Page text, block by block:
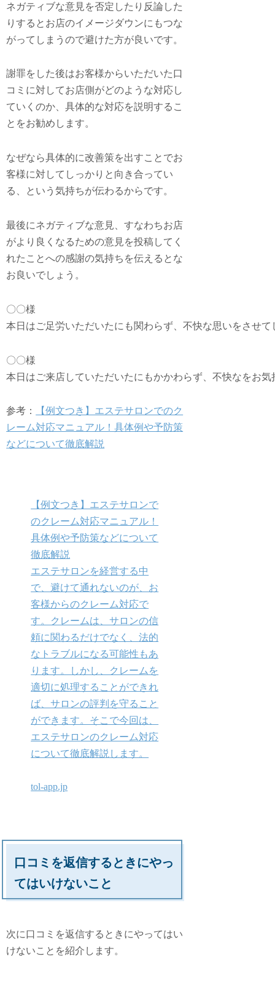
ネガティブな意見を否定したり反論した
りするとお店のイメージダウンにもつな
がってしまうので避けた方が良いです。
謝罪をした後はお客様からいただいた口
コミに対してお店側がどのような対応し
ていくのか、具体的な対応を説明するこ
とをお勧めします。
なぜなら具体的に改善策を出すことでお
客様に対してしっかりと向き合ってい
る、という気持ちが伝わるからです。
最後にネガティブな意見、すなわちお店
がより良くなるための意見を投稿してく
れたことへの感謝の気持ちを伝えるとな
お良いでしょう。
〇〇様
本日はご足労いただいたにも関わらず、不快な思いをさせ
〇〇様
本日はご来店していただいたにもかかわらず、不快なをお
参考：
【例文つき】エステサロンでのク
レーム対応マニュアル！具体例や予防策
などについて徹底解説
【例文つき】エステサロンで
のクレーム対応マニュアル！
具体例や予防策などについて
徹底解説
エステサロンを経営する中
で、避けて通れないのが、お
客様からのクレーム対応で
す。クレームは、サロンの信
頼に関わるだけでなく、法的
なトラブルになる可能性もあ
ります。しかし、クレームを
適切に処理することができれ
ば、サロンの評判を守ること
ができます。そこで今回は、
エステサロンのクレーム対応
について徹底解説します。
tol-app.jp
口コミを返信するときにやっ
てはいけないこと
次に口コミを返信するときにやってはい
けないことを紹介します。